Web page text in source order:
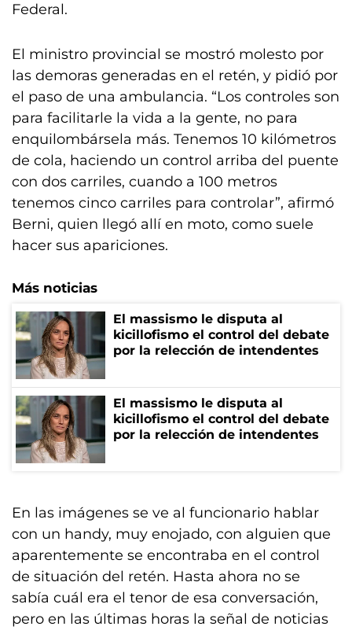
Federal.
El ministro provincial se mostró molesto por
las demoras generadas en el retén, y pidió por
el paso de una ambulancia. “Los controles son
para facilitarle la vida a la gente, no para
enquilombársela más. Tenemos 10 kilómetros
de cola, haciendo un control arriba del puente
con dos carriles, cuando a 100 metros
tenemos cinco carriles para controlar”, afirmó
Berni, quien llegó allí en moto, como suele
hacer sus apariciones.
Más noticias
El massismo le disputa al
kicillofismo el control del debate
por la relección de intendentes
El massismo le disputa al
kicillofismo el control del debate
por la relección de intendentes
En las imágenes se ve al funcionario hablar
con un handy, muy enojado, con alguien que
aparentemente se encontraba en el control
de situación del retén. Hasta ahora no se
sabía cuál era el tenor de esa conversación,
pero en las últimas horas la señal de noticias